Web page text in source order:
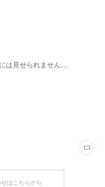
は見せられません…
はこちらから